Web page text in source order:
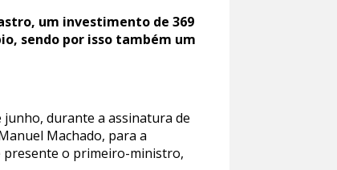
um investimento de 369
sendo por isso também um
junho, durante a assinatura de
Machado, para a
presente o primeiro-ministro,